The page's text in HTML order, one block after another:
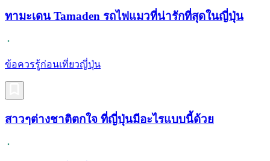
ทามะเดน Tamaden รถไฟแมวที่น่ารักที่สุดในญี่ปุ่น
ข้อควรรู้ก่อนเที่ยวญี่ปุ่น
สาวๆต่างชาติตกใจ ที่ญี่ปุ่นมีอะไรแบบนี้ด้วย